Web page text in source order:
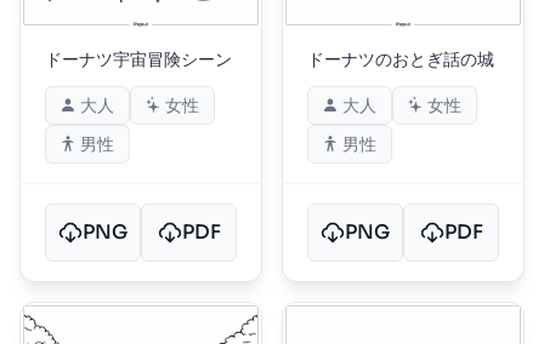
ドーナツ宇宙冒険シーン
大人
女性
男性
PNG PDF
ドーナツのおとぎ話の城
大人
女性
男性
PNG PDF